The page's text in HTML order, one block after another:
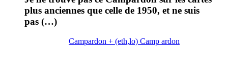
plus anciennes que celle de 1950, et ne suis
pas (…)
Campardon + (eth,lo) Camp ardon